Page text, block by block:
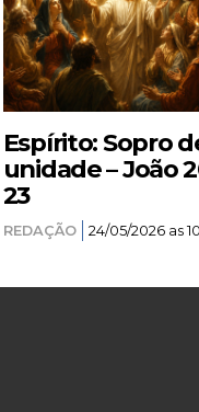
Espírito: Sopro
unidade – João
23
REDAÇÃO 24/05/2026 as